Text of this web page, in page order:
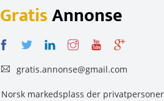
GratisAnnonse
gratis.annonse@gmail.com
Norsk markedsplass der